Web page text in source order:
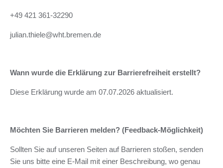
+49 421 361-32290
julian.thiele@wht.bremen.de
Wann wurde die Erklärung zur Barrierefreiheit erstellt?
Diese Erklärung wurde am 07.07.2026 aktualisiert.
Möchten Sie Barrieren melden? (Feedback-Möglichkeit)
Sollten Sie auf unseren Seiten auf Barrieren stoßen, senden
Sie uns bitte eine E-Mail mit einer Beschreibung, wo genau